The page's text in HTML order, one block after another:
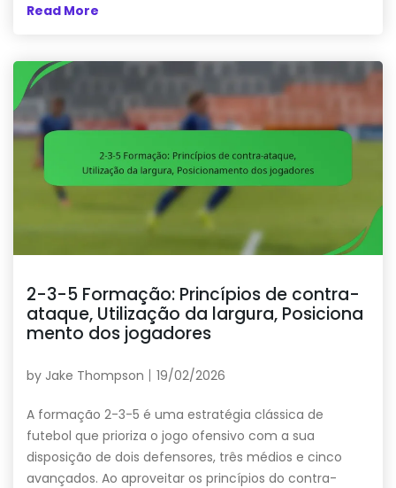
Read More
2-3-5 Formação: Princípios de contra-
ataque, Utilização da largura, Posiciona
mento dos jogadores
by Jake Thompson 19/02/2026
A formação 2-3-5 é uma estratégia clássica de
futebol que prioriza o jogo ofensivo com a sua
disposição de dois defensores, três médios e cinco
avançados. Ao aproveitar os princípios do contra-